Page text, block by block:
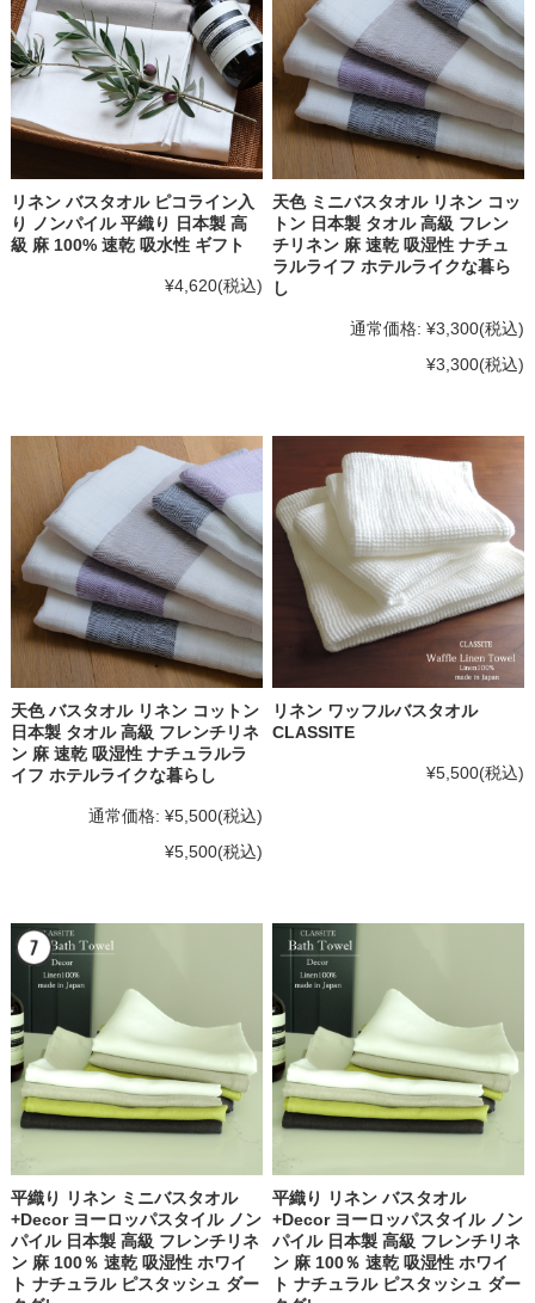
リネン バスタオル ピコライン入
り ノンパイル 平織り 日本製 高
級 麻 100% 速乾 吸水性 ギフト
¥4,620(税込)
天色 ミニバスタオル リネン コッ
トン 日本製 タオル 高級 フレン
チリネン 麻 速乾 吸湿性 ナチュ
ラルライフ ホテルライクな暮ら
し
通常価格: ¥3,300(税込)
¥3,300(税込)
天色 バスタオル リネン コットン
日本製 タオル 高級 フレンチリネ
ン 麻 速乾 吸湿性 ナチュラルラ
イフ ホテルライクな暮らし
通常価格: ¥5,500(税込)
¥5,500(税込)
リネン ワッフルバスタオル
CLASSITE
¥5,500(税込)
平織り リネン ミニバスタオル
+Decor ヨーロッパスタイル ノン
パイル 日本製 高級 フレンチリネ
ン 麻 100％ 速乾 吸湿性 ホワイ
ト ナチュラル ピスタッシュ ダー
平織り リネン バスタオル
+Decor ヨーロッパスタイル ノン
パイル 日本製 高級 フレンチリネ
ン 麻 100％ 速乾 吸湿性 ホワイ
ト ナチュラル ピスタッシュ ダー